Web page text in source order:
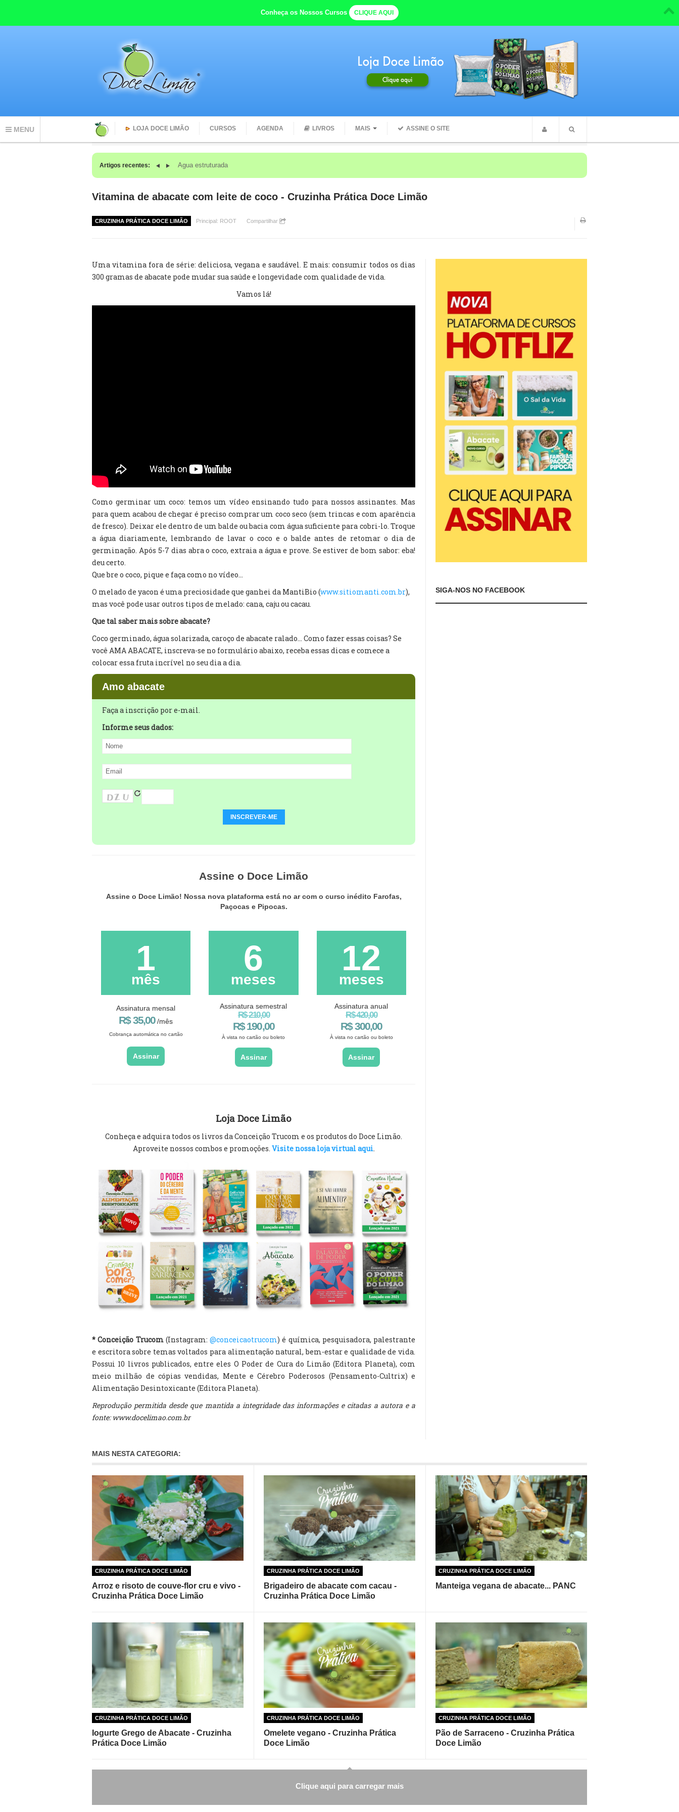
MENU LOJA DOCE LIMÃO CURSOS AGENDA LIVROS MAIS ASSINE O SITE
Artigos recentes: O que acontece com seu CORPO quando você começa o dia com ÁGUA
Vitamina de abacate com leite de coco - Cruzinha Prática Doce Limão
CRUZINHA PRÁTICA DOCE LIMÃO Principal: ROOT Compartilhar
Uma vitamina fora de série: deliciosa, vegana e saudável. E mais: consumir todos os dias
300 gramas de abacate pode mudar sua saúde e longevidade com qualidade de vida.
Vamos lá!
Como germinar um coco: temos um vídeo ensinando tudo para nossos assinantes. Mas
para quem acabou de chegar é preciso comprar um coco seco (sem trincas e com aparência
de fresco). Deixar ele dentro de um balde ou bacia com água suficiente para cobri-lo. Troque
a água diariamente, lembrando de lavar o coco e o balde antes de retomar o dia de
germinação. Após 5-7 dias abra o coco, extraia a água e prove. Se estiver de bom sabor: eba!
deu certo.
Que bre o coco, pique e faça como no vídeo...
O melado de yacon é uma preciosidade que ganhei da MantiBio (www.sitiomanti.com.br),
mas você pode usar outros tipos de melado: cana, caju ou cacau.
Que tal saber mais sobre abacate?
Coco germinado, água solarizada, caroço de abacate ralado... Como fazer essas coisas? Se
você AMA ABACATE, inscreva-se no formulário abaixo, receba essas dicas e comece a
colocar essa fruta incrível no seu dia a dia.
Amo abacate
Faça a inscrição por e-mail.
Informe seus dados:
Assine o Doce Limão
Assine o Doce Limão! Nossa nova plataforma está no ar com o curso inédito Farofas,
Paçocas e Pipocas.
1
mês
Assinatura mensal
R$ 35,00/mês
Cobrança automática no cartão
Assinar
6
meses
Assinatura semestral
R$ 210,00
R$ 190,00
À vista no cartão ou boleto
Assinar
12
meses
Assinatura anual
R$ 420,00
R$ 300,00
À vista no cartão ou boleto
Assinar
Loja Doce Limão
Conheça e adquira todos os livros da Conceição Trucom e os produtos do Doce Limão.
Aproveite nossos combos e promoções. Visite nossa loja virtual aqui.
* Conceição Trucom(Instagram: @conceicaotrucom) é química, pesquisadora, palestrante
e escritora sobre temas voltados para alimentação natural, bem-estar e qualidade de vida.
Possui 10 livros publicados, entre eles O Poder de Cura do Limão (Editora Planeta), com
meio milhão de cópias vendidas, Mente e Cérebro Poderosos (Pensamento-Cultrix) e
Alimentação Desintoxicante (Editora Planeta).
Reprodução permitida desde que mantida a integridade das informações e citadas a autora e a
fonte: www.docelimao.com.br
SIGA-NOS NO FACEBOOK
MAIS NESTA CATEGORIA:
CRUZINHA PRÁTICA DOCE LIMÃO
Arroz e risoto de couve-flor cru e vivo -
Cruzinha Prática Doce Limão
CRUZINHA PRÁTICA DOCE LIMÃO
Brigadeiro de abacate com cacau -
Cruzinha Prática Doce Limão
CRUZINHA PRÁTICA DOCE LIMÃO
Manteiga vegana de abacate... PANC
CRUZINHA PRÁTICA DOCE LIMÃO
Iogurte Grego de Abacate - Cruzinha
Prática Doce Limão
CRUZINHA PRÁTICA DOCE LIMÃO
Omelete vegano - Cruzinha Prática
Doce Limão
CRUZINHA PRÁTICA DOCE LIMÃO
Pão de Sarraceno - Cruzinha Prática
Doce Limão
Clique aqui para carregar mais
Conheça os Nossos Cursos CLIQUE AQUI